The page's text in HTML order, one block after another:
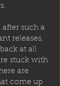
such a
releases,
at all
stuck with
are
come up